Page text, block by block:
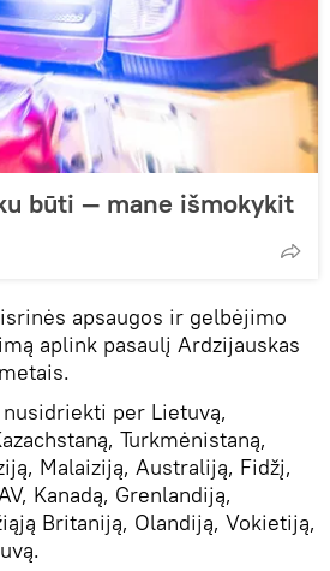
būti — mane išmokykit
apsaugos ir gelbėjimo
aplink pasaulį Ardzijauskas
per Lietuvą,
Turkmėnistaną,
Malaiziją, Australiją, Fidžį,
Kanadą, Grenlandiją,
Britaniją, Olandiją, Vokietiją,